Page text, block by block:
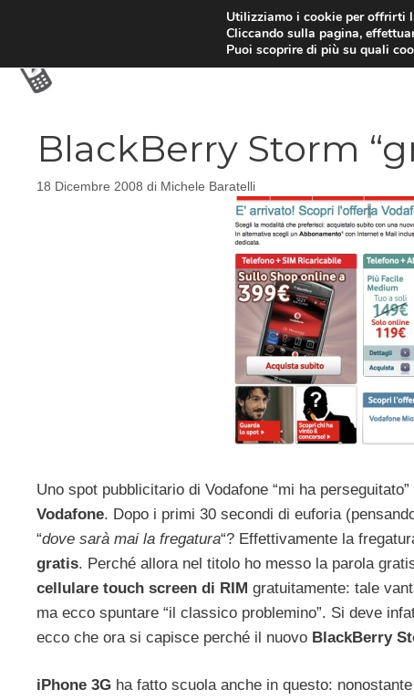
BlackBerry Storm
18 Dicembre 2008 di Michele Baratelli
Uno spot pubblicitario di Vodafone “mi ha
Vodafone. Dopo i primi 30 secondi di euforia
“dove sarà mai la fregatura“? Effettivamente la
gratis. Perché allora nel titolo ho messo la parola
cellulare touch screen di RIM gratuitamente: tale
ma ecco spuntare “il classico problemino”. Si deve
ecco che ora si capisce perché il nuovo BlackBerry
iPhone 3G ha fatto scuola anche in questo:
Utilizziamo i cookie per offrirti
Cliccando sulla pagina,
Puoi scoprire di più su quali